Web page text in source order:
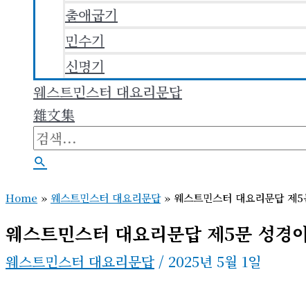
출애굽기
민수기
신명기
웨스트민스터 대요리문답
雜文集
검
색
상
Home » 웨스트민스터 대요리문답» 웨스트민스터 대요리문답 제
웨스트민스터 대요리문답 제5문 성경
웨스트민스터 대요리문답 / 2025년 5월 1일